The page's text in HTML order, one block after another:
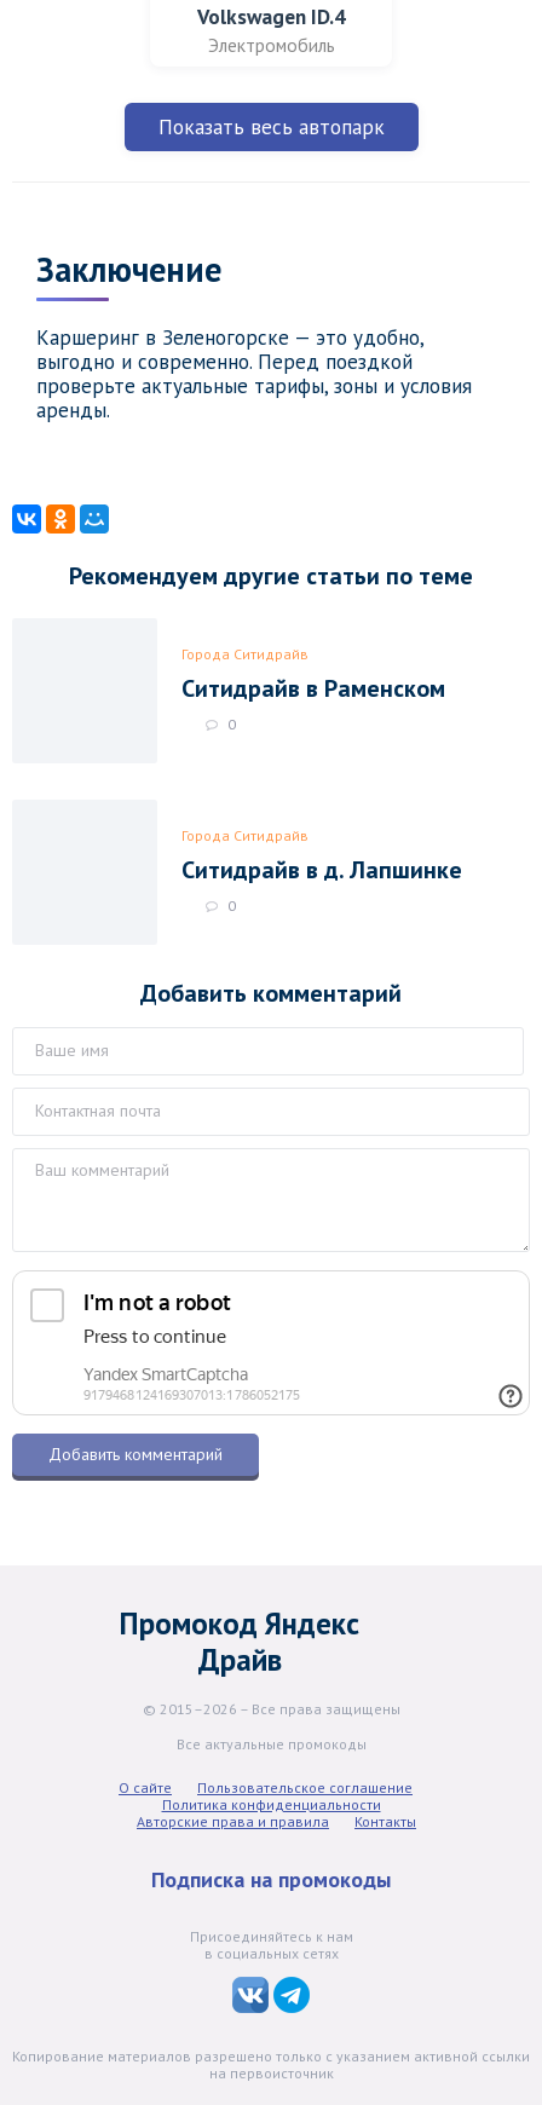
Volkswagen ID.4
Электромобиль
Показать весь автопарк
Заключение
Каршеринг в Зеленогорске — это удобно,
выгодно и современно. Перед поездкой
проверьте актуальные тарифы, зоны и условия
аренды.
Рекомендуем другие статьи по теме
Города Ситидрайв
Ситидрайв в Раменском
0
Города Ситидрайв
Ситидрайв в д. Лапшинке
0
Добавить комментарий
Промокод Яндекс
Драйв
© 2015–2026 – Все права защищены
Все актуальные промокоды
О сайте
Пользовательское соглашение
Политика конфиденциальности
Авторские права и правила
Контакты
Подписка на промокоды
Присоединяйтесь к нам
в социальных сетях
Копирование материалов разрешено только с указанием активной ссылки
на первоисточник